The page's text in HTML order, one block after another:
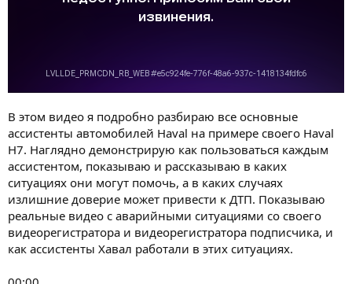
В этом видео я подробно разбираю все основные
ассистенты автомобилей Haval на примере своего Haval
H7. Наглядно демонстрирую как пользоваться каждым
ассистентом, показываю и рассказываю в каких
ситуациях они могут помочь, а в каких случаях
излишние доверие может привести к ДТП. Показываю
реальные видео с аварийными ситуациями со своего
видеорегистратора и видеорегистратора подписчика, и
как ассистенты Хавал работали в этих ситуациях.